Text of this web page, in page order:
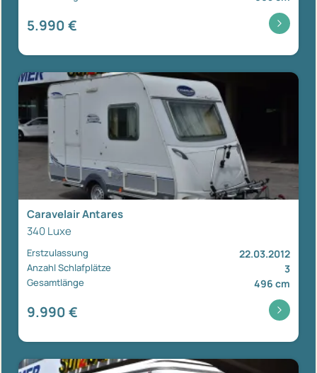
5.990 €
Caravelair Antares
340 Luxe
Erstzulassung 22.03.2012
Anzahl Schlafplätze 3
Gesamtlänge 496 cm
9.990 €